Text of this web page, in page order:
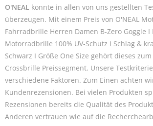
O'NEAL konnte in allen von uns gestellten
überzeugen. Mit einem Preis von O'NEAL
Fahrradbrille Herren Damen B-Zero Goggle I
Motorradbrille 100% UV-Schutz I Schlag &
Schwarz I Größe One Size gehört dieses
Crossbrille Preissegment. Unsere
verschiedene Faktoren. Zum Einen achten
Kundenrezensionen. Bei vielen Produkten
Rezensionen bereits die Qualität des
Anderen vertrauen wie auf die